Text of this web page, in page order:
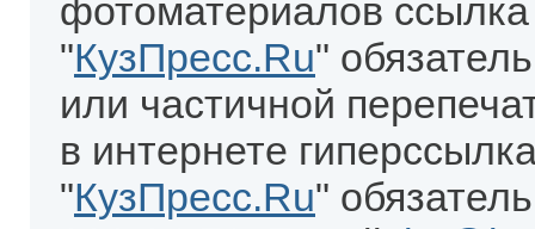
фотоматериалов
"КузПресс.Ru"
или частичной
в интернете
"КузПресс.Ru"